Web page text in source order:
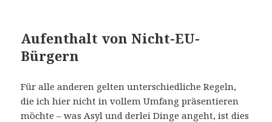
Aufenthalt von Nicht-EU-
Bürgern
Für alle anderen gelten unterschiedliche Regeln,
die ich hier nicht in vollem Umfang präsentieren
möchte – was Asyl und derlei Dinge angeht, ist dies